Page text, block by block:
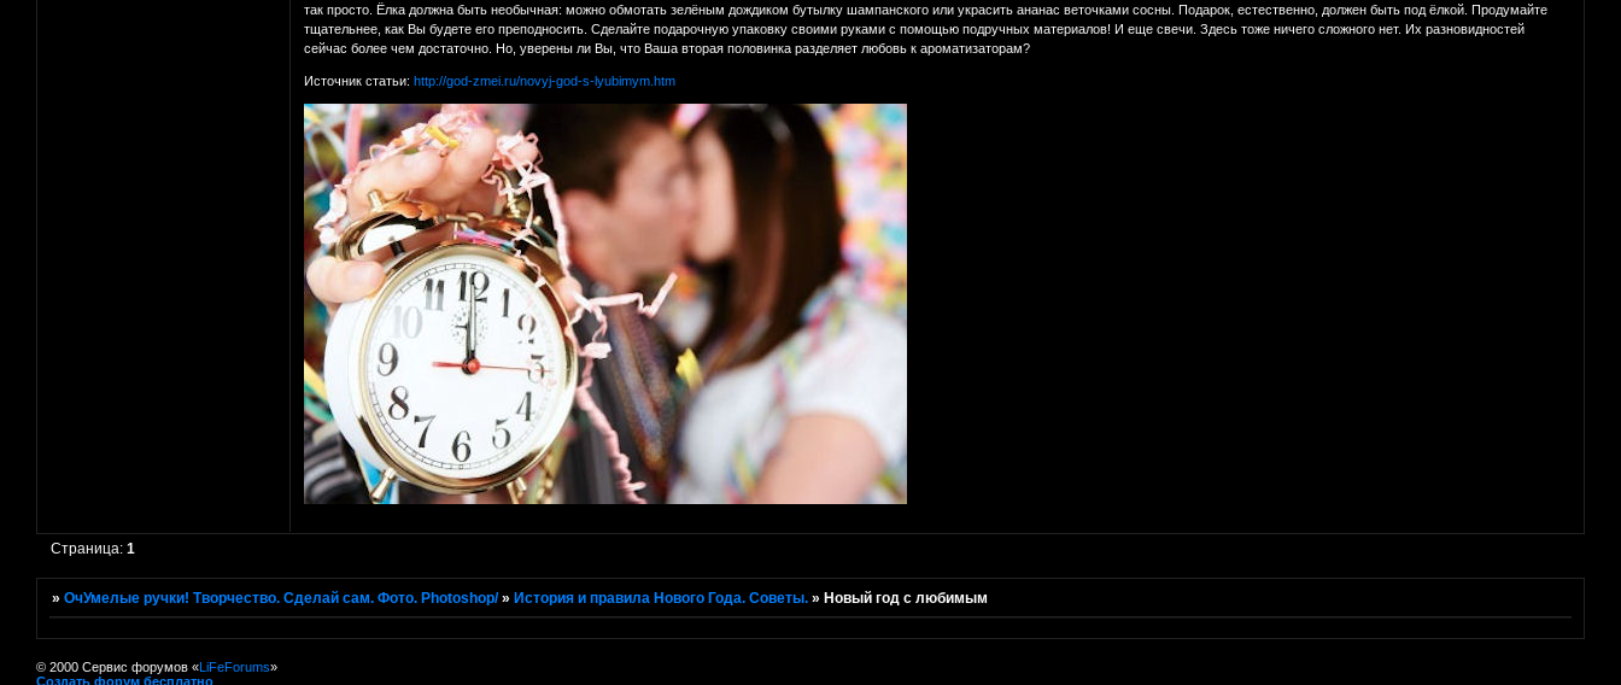
так просто. Ёлка должна быть необычная: можно обмотать зелёным дождиком бутылку шампанского или украсить ананас веточками сосны. Подарок, естественно, должен быть под ёлкой. Продумайте
тщательнее, как Вы будете его преподносить. Сделайте подарочную упаковку своими руками с помощью подручных материалов! И еще свечи. Здесь тоже ничего сложного нет. Их разновидностей
сейчас более чем достаточно. Но, уверены ли Вы, что Ваша вторая половинка разделяет любовь к ароматизаторам?
Источник статьи:http://god-zmei.ru/novyj-god-s-lyubimym.htm
Страница:1
»ОчУмелые ручки! Творчество. Сделай сам. Фото. Photoshop/ » История и правила Нового Года. Советы. » Новый год с любимым
© 2000 Сервис форумов «LiFeForums»
Создать форум бесплатно